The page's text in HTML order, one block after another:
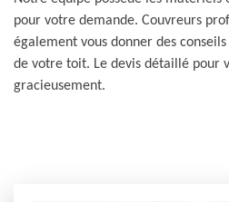
pour votre demande. Couvreurs
également vous donner des
de votre toit. Le devis détaillé pour
gracieusement.